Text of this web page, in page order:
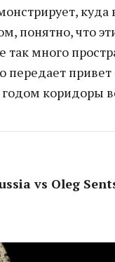
куда
понятно, что
так много
передает
коридоры
vs Oleg